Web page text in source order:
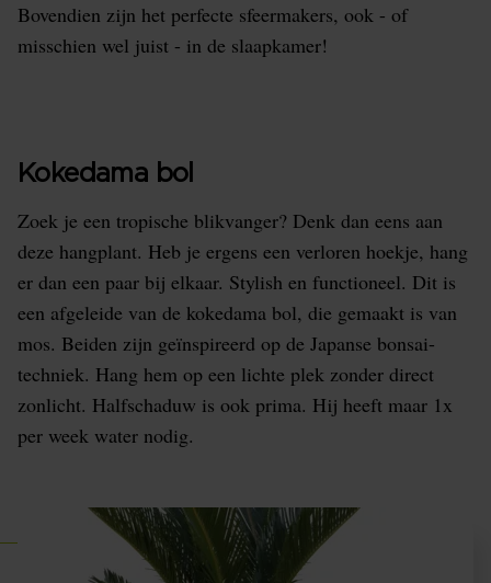
Bovendien zijn het perfecte sfeermakers, ook - of
misschien wel juist - in de slaapkamer!
Kokedama bol
Zoek je een tropische blikvanger? Denk dan eens aan
deze hangplant. Heb je ergens een verloren hoekje, hang
er dan een paar bij elkaar. Stylish en functioneel. Dit is
een afgeleide van de kokedama bol, die gemaakt is van
mos. Beiden zijn geïnspireerd op de Japanse bonsai-
techniek. Hang hem op een lichte plek zonder direct
zonlicht. Halfschaduw is ook prima. Hij heeft maar 1x
per week water nodig.